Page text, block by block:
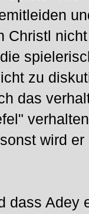
Christl
zu
das
wird
dass Adey